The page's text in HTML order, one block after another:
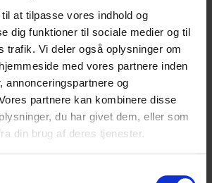
at tilpasse vores indhold og
dig funktioner til sociale medier og til
trafik. Vi deler også oplysninger om
med vores partnere inden
annonceringspartnere og
partnere kan kombinere disse
du har givet dem, eller som
din brug af deres tjenester.
på tegnestuen besøg af Kirstine
er videnskabelig assistent ved
By og Miljø ved Aalborg Universitet.
en Ph.d. der omhandler biogene
i den forbindelse lagde hun vejen
ved biogene byggematerialer
der er produceret af biologiske
som eks. træ, strå, tang,
oplæg med fokus på både